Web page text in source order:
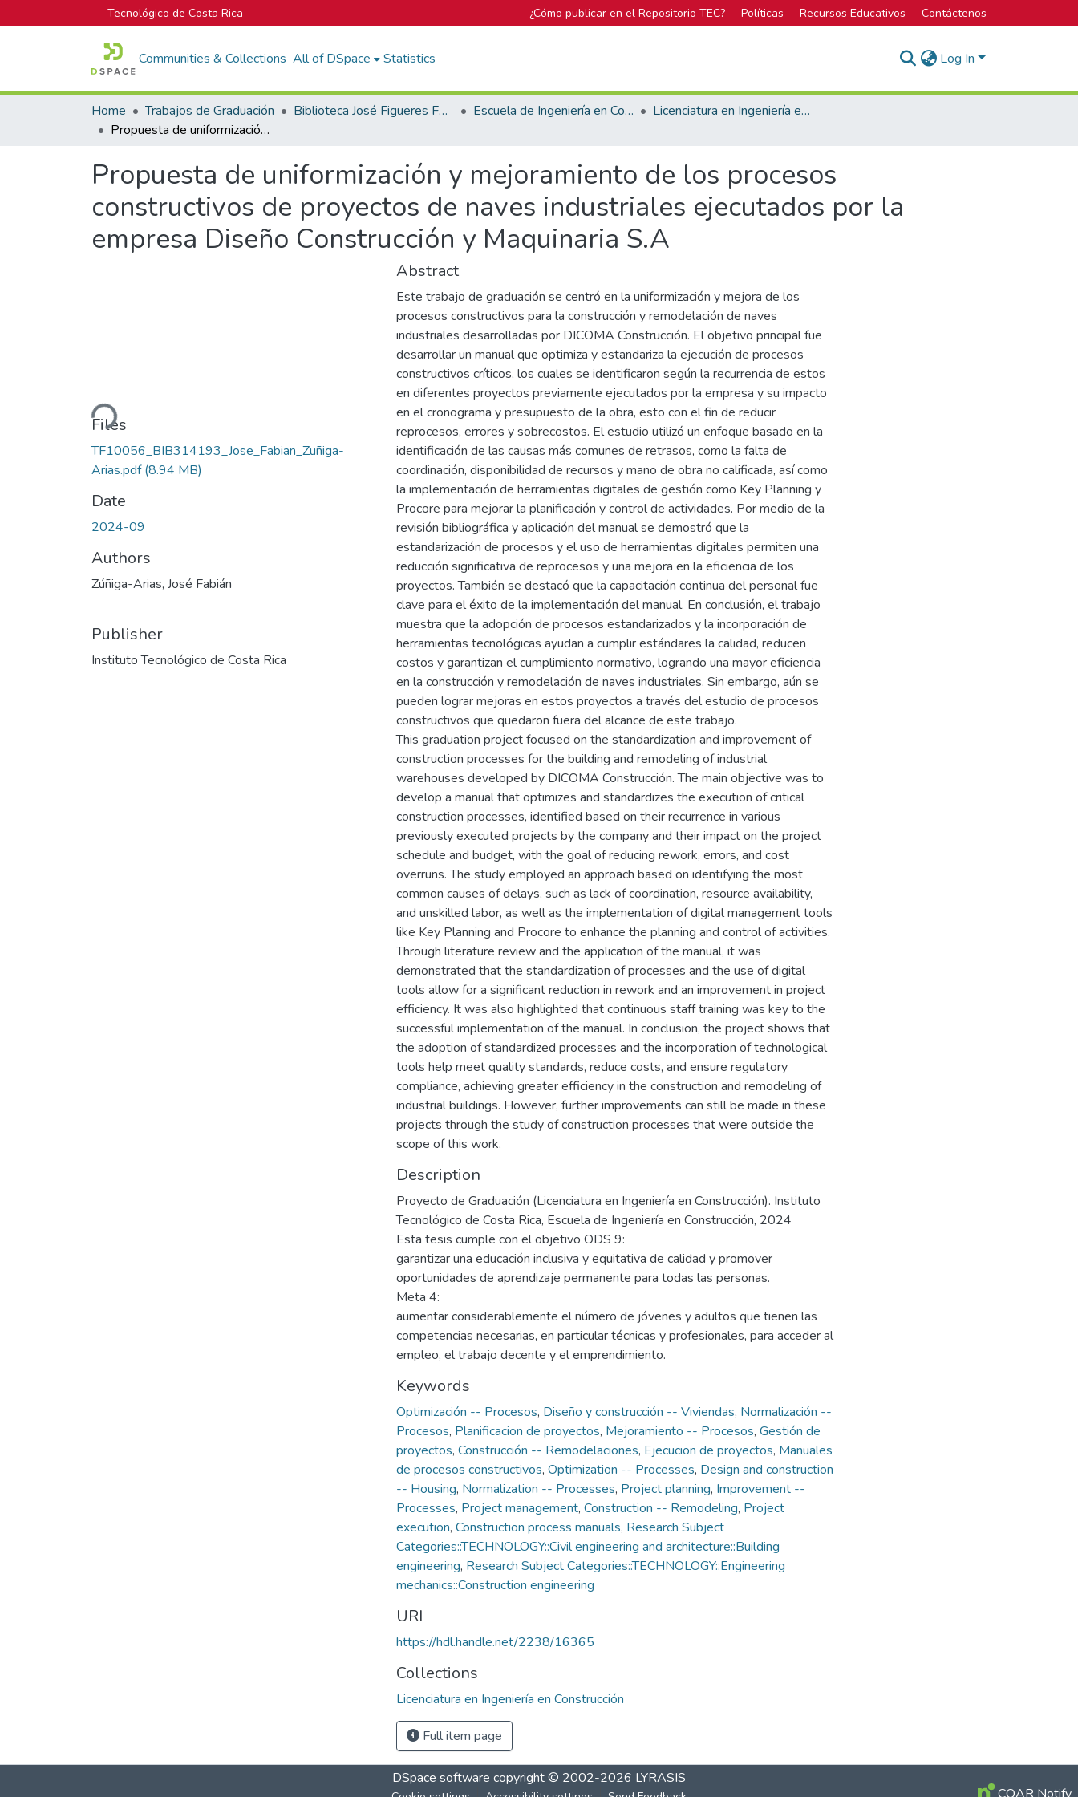
Tecnológico de Costa Rica ¿Cómo publicar en el Repositorio TEC? Políticas Recursos Educativos Contáctenos
Communities & Collections All of DSpace Statistics Log In
Home Trabajos de Graduación Biblioteca José Figueres Ferrer Escuela de Ingeniería en Construcción
Licenciatura en Ingeniería en Construcción
Propuesta de uniformización y mejoramiento de los procesos constructivos de proyectos de naves industriales ejecutados por la empresa Diseño Construcción y Maquinaria S.A
Propuesta de uniformización y mejoramiento de los procesos
constructivos de proyectos de naves industriales ejecutados por la
empresa Diseño Construcción y Maquinaria S.A
Loading...
Files
TF10056_BIB314193_Jose_Fabian_Zuñiga-
Arias.pdf(8.94 MB)
Date
2024-09
Authors
Zúñiga-Arias, José Fabián
Publisher
Instituto Tecnológico de Costa Rica
Abstract
Este trabajo de graduación se centró en la uniformización y mejora de los
procesos constructivos para la construcción y remodelación de naves
industriales desarrolladas por DICOMA Construcción. El objetivo principal fue
desarrollar un manual que optimiza y estandariza la ejecución de procesos
constructivos críticos, los cuales se identificaron según la recurrencia de estos
en diferentes proyectos previamente ejecutados por la empresa y su impacto
en el cronograma y presupuesto de la obra, esto con el fin de reducir
reprocesos, errores y sobrecostos. El estudio utilizó un enfoque basado en la
identificación de las causas más comunes de retrasos, como la falta de
coordinación, disponibilidad de recursos y mano de obra no calificada, así como
la implementación de herramientas digitales de gestión como Key Planning y
Procore para mejorar la planificación y control de actividades. Por medio de la
revisión bibliográfica y aplicación del manual se demostró que la
estandarización de procesos y el uso de herramientas digitales permiten una
reducción significativa de reprocesos y una mejora en la eficiencia de los
proyectos. También se destacó que la capacitación continua del personal fue
clave para el éxito de la implementación del manual. En conclusión, el trabajo
muestra que la adopción de procesos estandarizados y la incorporación de
herramientas tecnológicas ayudan a cumplir estándares la calidad, reducen
costos y garantizan el cumplimiento normativo, logrando una mayor eficiencia
en la construcción y remodelación de naves industriales. Sin embargo, aún se
pueden lograr mejoras en estos proyectos a través del estudio de procesos
constructivos que quedaron fuera del alcance de este trabajo.
This graduation project focused on the standardization and improvement of
construction processes for the building and remodeling of industrial
warehouses developed by DICOMA Construcción. The main objective was to
develop a manual that optimizes and standardizes the execution of critical
construction processes, identified based on their recurrence in various
previously executed projects by the company and their impact on the project
schedule and budget, with the goal of reducing rework, errors, and cost
overruns. The study employed an approach based on identifying the most
common causes of delays, such as lack of coordination, resource availability,
and unskilled labor, as well as the implementation of digital management tools
like Key Planning and Procore to enhance the planning and control of activities.
Through literature review and the application of the manual, it was
demonstrated that the standardization of processes and the use of digital
tools allow for a significant reduction in rework and an improvement in project
efficiency. It was also highlighted that continuous staff training was key to the
successful implementation of the manual. In conclusion, the project shows that
the adoption of standardized processes and the incorporation of technological
tools help meet quality standards, reduce costs, and ensure regulatory
compliance, achieving greater efficiency in the construction and remodeling of
industrial buildings. However, further improvements can still be made in these
projects through the study of construction processes that were outside the
scope of this work.
Description
Proyecto de Graduación (Licenciatura en Ingeniería en Construcción). Instituto
Tecnológico de Costa Rica, Escuela de Ingeniería en Construcción, 2024
Esta tesis cumple con el objetivo ODS 9:
garantizar una educación inclusiva y equitativa de calidad y promover
oportunidades de aprendizaje permanente para todas las personas.
Meta 4:
aumentar considerablemente el número de jóvenes y adultos que tienen las
competencias necesarias, en particular técnicas y profesionales, para acceder al
empleo, el trabajo decente y el emprendimiento.
Keywords
Optimización -- Procesos, Diseño y construcción -- Viviendas, Normalización --
Procesos, Planificacion de proyectos, Mejoramiento -- Procesos, Gestión de
proyectos, Construcción -- Remodelaciones, Ejecucion de proyectos, Manuales
de procesos constructivos, Optimization -- Processes, Design and construction
-- Housing, Normalization -- Processes, Project planning, Improvement --
Processes, Project management, Construction -- Remodeling, Project
execution, Construction process manuals, Research Subject
Categories::TECHNOLOGY::Civil engineering and architecture::Building
engineering, Research Subject Categories::TECHNOLOGY::Engineering
mechanics::Construction engineering
URI
https://hdl.handle.net/2238/16365
Collections
Licenciatura en Ingeniería en Construcción
Full item page
DSpace software copyright © 2002-2026 LYRASIS